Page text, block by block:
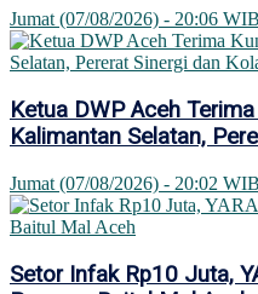
Jumat (07/08/2026) - 20:06 WIB
Ketua DWP Aceh
Kalimantan Selatan,
Jumat (07/08/2026) - 20:02 WIB
Setor Infak Rp10 Juta,